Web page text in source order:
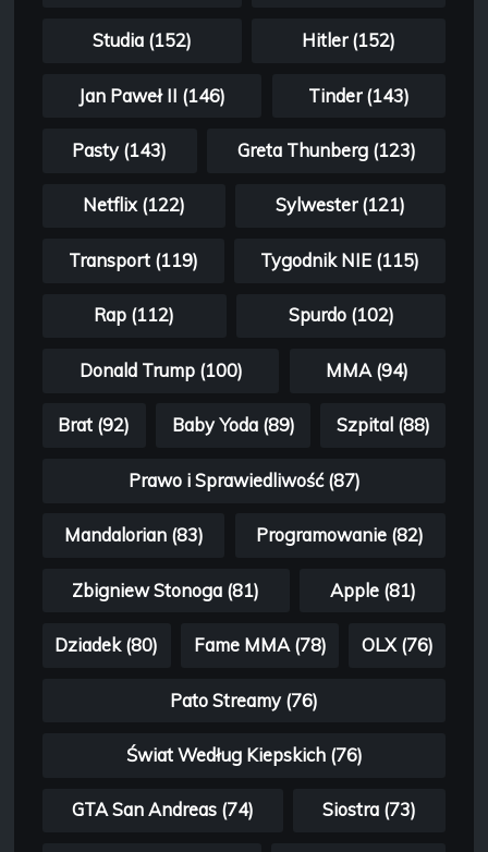
Studia (152) Hitler (152)
Jan Paweł II (146) Tinder (143)
Pasty (143) Greta Thunberg (123)
Netflix (122) Sylwester (121)
Transport (119) Tygodnik NIE (115)
Rap (112) Spurdo (102)
Donald Trump (100) MMA (94)
Brat (92) Baby Yoda (89) Szpital (88)
Prawo i Sprawiedliwość (87)
Mandalorian (83) Programowanie (82)
Zbigniew Stonoga (81) Apple (81)
Dziadek (80) Fame MMA (78) OLX (76)
Pato Streamy (76)
Świat Według Kiepskich (76)
GTA San Andreas (74) Siostra (73)